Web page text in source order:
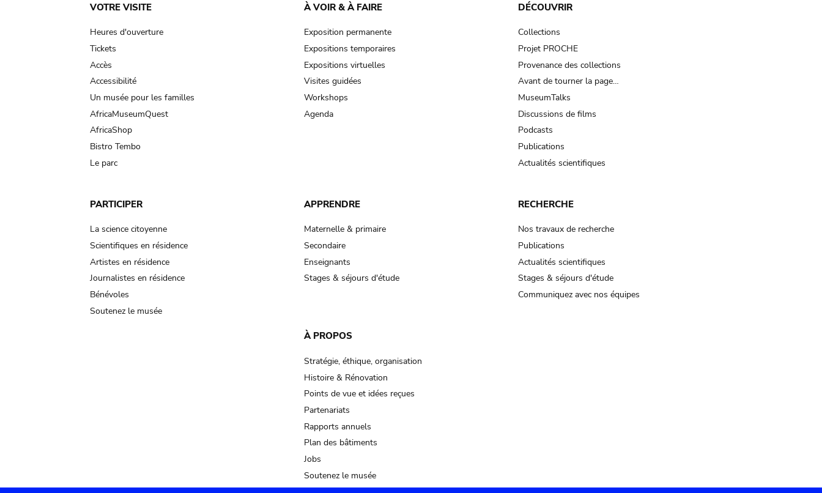
Main
navigation
VOTRE VISITE
Heures d'ouverture
Tickets
Accès
Accessibilité
Un musée pour les familles
AfricaMuseumQuest
AfricaShop
Bistro Tembo
Le parc
À VOIR & À FAIRE
Exposition permanente
Expositions temporaires
Expositions virtuelles
Visites guidées
Workshops
Agenda
DÉCOUVRIR
Collections
Projet PROCHE
Provenance des collections
Avant de tourner la page…
MuseumTalks
Discussions de films
Podcasts
Publications
Actualités scientifiques
PARTICIPER
La science citoyenne
Scientifiques en résidence
Artistes en résidence
Journalistes en résidence
Bénévoles
Soutenez le musée
APPRENDRE
Maternelle & primaire
Secondaire
Enseignants
Stages & séjours d'étude
RECHERCHE
Nos travaux de recherche
Publications
Actualités scientifiques
Stages & séjours d'étude
Communiquez avec nos équipes
À PROPOS
Stratégie, éthique, organisation
Histoire & Rénovation
Points de vue et idées reçues
Partenariats
Rapports annuels
Plan des bâtiments
Jobs
Soutenez le musée